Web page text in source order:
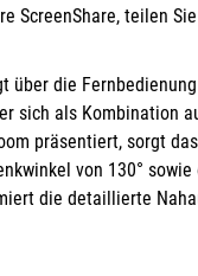
ScreenShare, teilen
die
sich als Kombination
präsentiert, sorgt
von 130°
die detaillierte